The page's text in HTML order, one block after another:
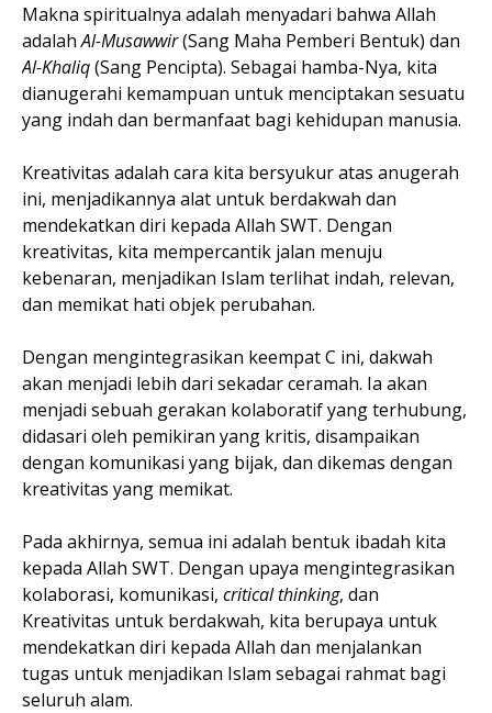
Makna spiritualnya adalah menyadari bahwa Allah
adalahAl-Musawwir(Sang Maha Pemberi Bentuk) dan
Al-Khaliq(Sang Pencipta). Sebagai hamba-Nya, kita
dianugerahi kemampuan untuk menciptakan sesuatu
yang indah dan bermanfaat bagi kehidupan manusia.
Kreativitas adalah cara kita bersyukur atas anugerah
ini, menjadikannya alat untuk berdakwah dan
mendekatkan diri kepada Allah SWT. Dengan
kreativitas, kita mempercantik jalan menuju
kebenaran, menjadikan Islam terlihat indah, relevan,
dan memikat hati objek perubahan.
Dengan mengintegrasikan keempat C ini, dakwah
akan menjadi lebih dari sekadar ceramah. Ia akan
menjadi sebuah gerakan kolaboratif yang terhubung,
didasari oleh pemikiran yang kritis, disampaikan
dengan komunikasi yang bijak, dan dikemas dengan
kreativitas yang memikat.
Pada akhirnya, semua ini adalah bentuk ibadah kita
kepada Allah SWT. Dengan upaya mengintegrasikan
kolaborasi, komunikasi, critical thinking, dan
Kreativitas untuk berdakwah, kita berupaya untuk
mendekatkan diri kepada Allah dan menjalankan
tugas untuk menjadikan Islam sebagai rahmat bagi
seluruh alam.